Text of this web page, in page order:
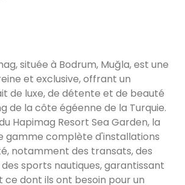
située à Bodrum, Muğla, est une
et exclusive, offrant un
de luxe, de détente et de beauté
de la côte égéenne de la Turquie.
Hapimag Resort Sea Garden, la
gamme complète d'installations
notamment des transats, des
sports nautiques, garantissant
ce dont ils ont besoin pour un